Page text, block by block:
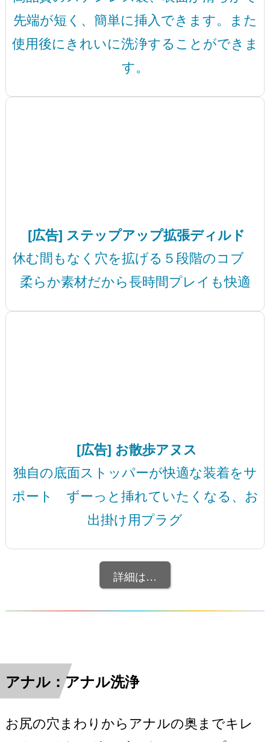
先端が短く、簡単に挿入できます。また
使用後にきれいに洗浄することができま
す。
[広告] ステップアップ拡張ディルド
休む間もなく穴を拡げる５段階のコブ
柔らか素材だから長時間プレイも快適
[広告] お散歩アヌス
独自の底面ストッパーが快適な装着をサ
ポート ずーっと挿れていたくなる、お
出掛け用プラグ
詳細は…
アナル：アナル洗浄
お尻の穴まわりからアナルの奥までキレ